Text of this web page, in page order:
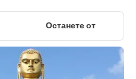
Останете от